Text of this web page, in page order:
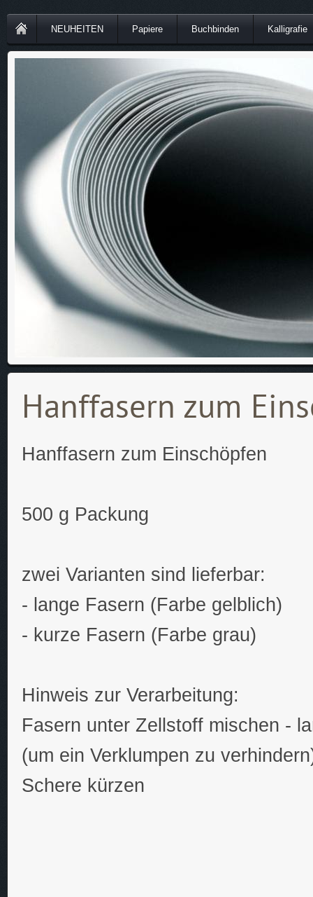
NEUHEITEN Papiere Buchbinden Kalligrafie
Hanffasern zum
Hanffasern zum Einschöpfen
500 g Packung
zwei Varianten sind lieferbar:
- lange Fasern (Farbe gelblich)
- kurze Fasern (Farbe grau)
Hinweis zur Verarbeitung:
Fasern unter Zellstoff mischen -
(um ein Verklumpen zu
Schere kürzen